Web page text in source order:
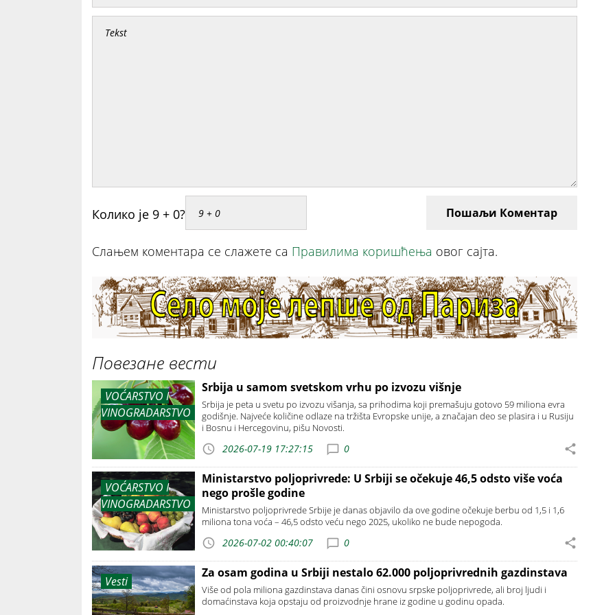
Колико је 9 + 0? Пошаљи Коментар
Слањем коментара се слажете са Правилима коришћења овог сајта.
Повезане вести
VOĆARSTVO I
VINOGRADARSTVO
Srbija u samom svetskom vrhu po izvozu višnje
Srbija je peta u svetu po izvozu višanja, sa prihodima koji premašuju gotovo 59 miliona evra
godišnje. Najveće količine odlaze na tržišta Evropske unije, a značajan deo se plasira i u Rusiju
i Bosnu i Hercegovinu, pišu Novosti.
2026-07-19 17:27:15 0
VOĆARSTVO I
VINOGRADARSTVO
Ministarstvo poljoprivrede: U Srbiji se očekuje 46,5 odsto više voća
nego prošle godine
Ministarstvo poljoprivrede Srbije je danas objavilo da ove godine očekuje berbu od 1,5 i 1,6
miliona tona voća – 46,5 odsto veću nego 2025, ukoliko ne bude nepogoda.
2026-07-02 00:40:07 0
Vesti
Za osam godina u Srbiji nestalo 62.000 poljoprivrednih gazdinstava
Više od pola miliona gazdinstava danas čini osnovu srpske poljoprivrede, ali broj ljudi i
domaćinstava koja opstaju od proizvodnje hrane iz godine u godinu opada.